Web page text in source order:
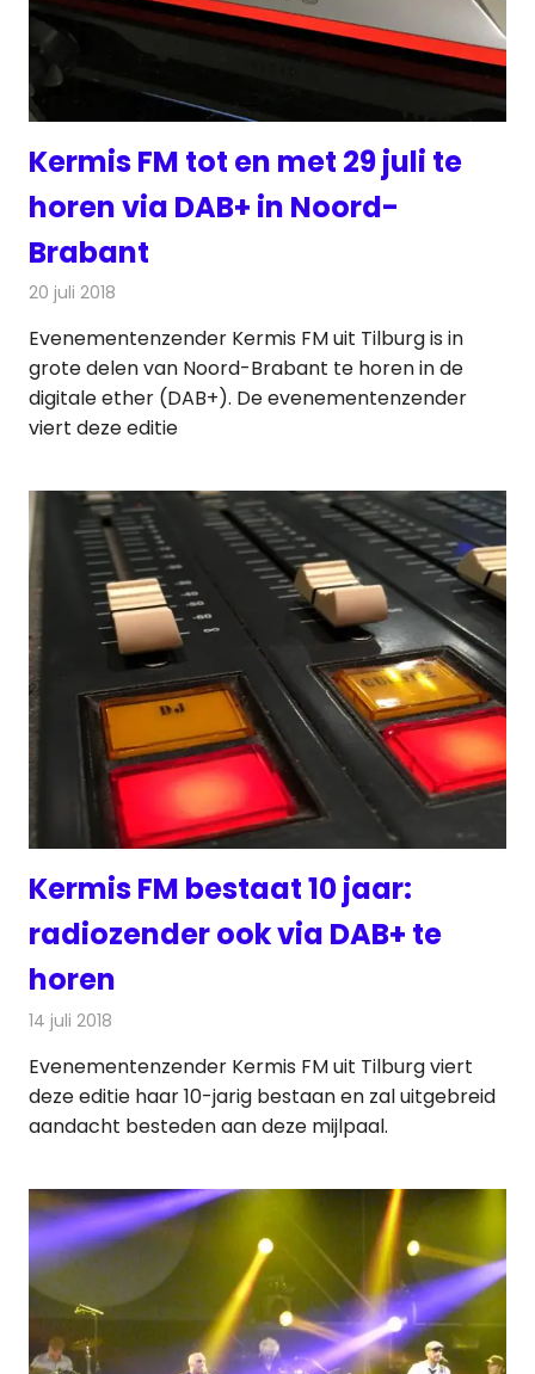
Kermis FM tot en met 29 juli te
horen via DAB+ in Noord-
Brabant
20 juli 2018
Evenementenzender Kermis FM uit Tilburg is in
grote delen van Noord-Brabant te horen in de
digitale ether (DAB+). De evenementenzender
viert deze editie
Kermis FM bestaat 10 jaar:
radiozender ook via DAB+ te
horen
14 juli 2018
Evenementenzender Kermis FM uit Tilburg viert
deze editie haar 10-jarig bestaan en zal uitgebreid
aandacht besteden aan deze mijlpaal.